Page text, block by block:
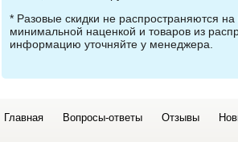
* Разовые скидки не распространяются на
минимальной наценкой и товаров из
информацию уточняйте у менеджера.
Главная Вопросы-ответы Отзывы